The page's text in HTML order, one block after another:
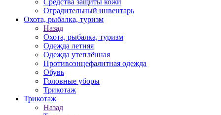
Средства защиты кожи
Оградительный инвентарь
Охота, рыбалка, туризм
Назад
Охота, рыбалка, туризм
Одежда летняя
Одежда утеплённая
Противоэнцефалитная одежда
Обувь
Головные уборы
Трикотаж
Трикотаж
Назад